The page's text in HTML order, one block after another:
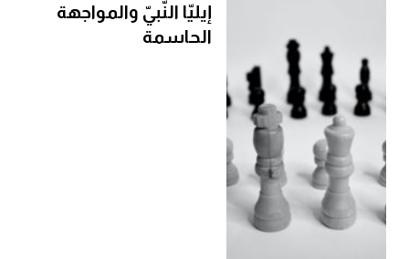
إيليّا النّبيّ والمواجهة
الحاسمة